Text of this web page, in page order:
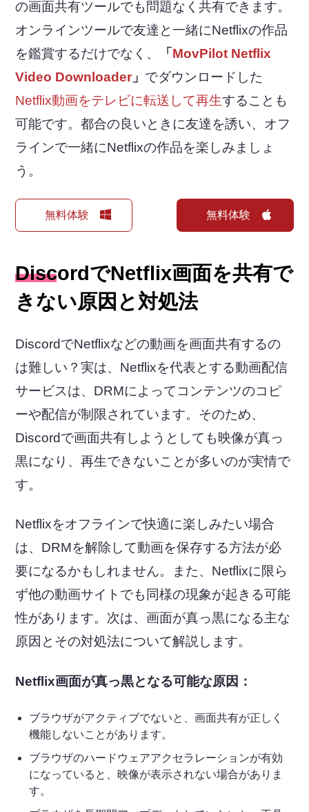
の画面共有ツールでも問題なく共有できます。
オンラインツールで友達と一緒にNetflixの作品
を鑑賞するだけでなく、
「MovPilot Netflix
Video Downloader 」 でダウンロードした
Netflix動画をテレビに転送して再生することも
可能です。都合の良いときに友達を誘い、オフ
ラインで一緒にNetflixの作品を楽しみましょ
う。
無料体験 無料体験
DiscordでNetflix画面を共有で
きない原因と対処法
DiscordでNetflixなどの動画を画面共有するの
は難しい？実は、Netflixを代表とする動画配信
サービスは、DRMによってコンテンツのコピ
ーや配信が制限されています。そのため、
Discordで画面共有しようとしても映像が真っ
黒になり、再生できないことが多いのが実情で
す。
Netflixをオフラインで快適に楽しみたい場合
は、DRMを解除して動画を保存する方法が必
要になるかもしれません。また、Netflixに限ら
ず他の動画サイトでも同様の現象が起きる可能
性があります。次は、画面が真っ黒になる主な
原因とその対処法について解説します。
Netflix画面が真っ黒となる可能な原因：
ブラウザがアクティブでないと、画面共有が正しく
機能しないことがあります。
ブラウザのハードウェアアクセラレーションが有効
になっていると、映像が表示されない場合がありま
す。